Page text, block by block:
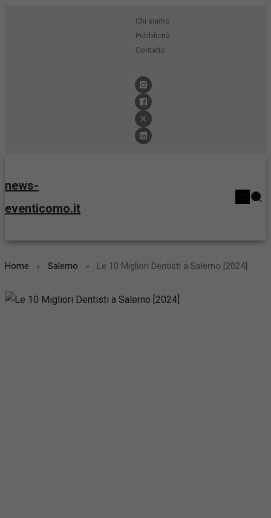
Chi siamo
Pubblicità
Contatto
news-
eventicomo.it
Home Salerno Le 10 Migliori Dentisti a Salerno [2024]